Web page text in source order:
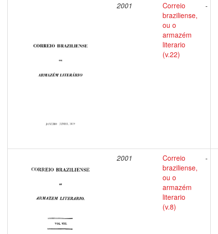
2001
Correio
braziliense,
ou o
armazém
literario
(v.22)
-
2001
Correio
braziliense,
ou o
armazém
literario
(v.8)
-